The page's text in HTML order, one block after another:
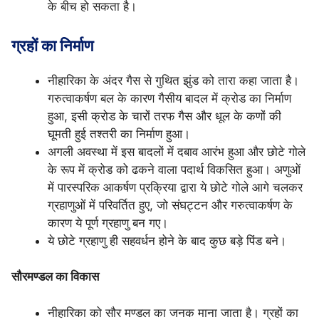
के बीच हो सकता है।
ग्रहों का निर्माण
नीहारिका के अंदर गैस से गुथित झुंड को तारा कहा जाता है।
गरुत्वाकर्षण बल के कारण गैसीय बादल में क्रोड का निर्माण
हुआ, इसी क्रोड के चारों तरफ गैस और धूल के कणों की
घूमती हुई तश्तरी का निर्माण हुआ।
अगली अवस्था में इस बादलों में दबाव आरंभ हुआ और छोटे गोले
के रूप में क्रोड को ढकने वाला पदार्थ विकसित हुआ। अणुओं
में पारस्परिक आकर्षण प्रक्रिया द्वारा ये छोटे गोले आगे चलकर
ग्रहाणुओं में परिवर्तित हुए, जो संघट्टन और गरुत्वाकर्षण के
कारण ये पूर्ण ग्रहाणु बन गए।
ये छोटे ग्रहाणु ही सहवर्धन होने के बाद कुछ बड़े पिंड बने।
सौरमण्डल का विकास
नीहारिका को सौर मण्डल का जनक माना जाता है। ग्रहों का